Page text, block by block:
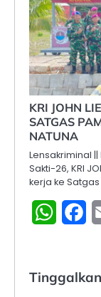
KRI JOHN
SATGAS
NATUNA
Lensakriminal
Sakti-26, KRI
kerja ke